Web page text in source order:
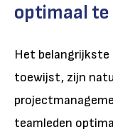
optimaal
Het belangrijkste
toewijst, zijn
teamleden